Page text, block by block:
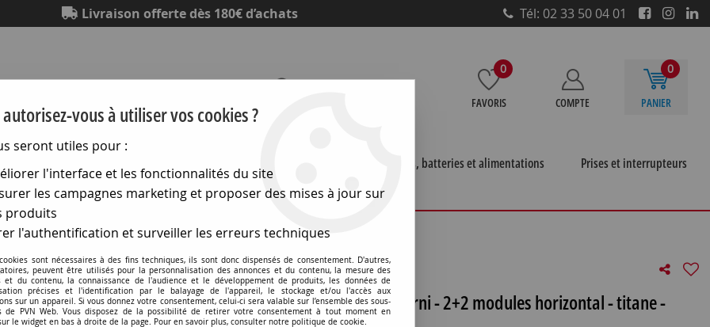
Livraison offerte dès 180€ d’achats Tél: 02 33 50 04 01
0
FAVORIS COMPTE
0
PANIER
Piles, batteries et alimentations
Prises et interrupteurs
Chorus>Plaques Lux>Plaque lux - en technopolymère verni - 2+2 modules horizontal - titane - chorus
Plaque lux - en technopolymère verni - 2+2 modules horizontal - titane -
chorus (GW16223VT)
vous à utiliser vos cookies ?
seront utiles pour :
l'interface et les fonctionnalités du site
les campagnes marketing et proposer des mises à jour sur
produits
l'authentification et surveiller les erreurs techniques
sont nécessaires à des fins techniques, ils sont donc dispensés de consentement. D'autres,
peuvent être utilisés pour la personnalisation des annonces et du contenu, la mesure des
et du contenu, la connaissance de l'audience et le développement de produits, les données de
précises et l'identification par le balayage de l'appareil, le stockage et/ou l'accès aux
sur un appareil. Si vous donnez votre consentement, celui-ci sera valable sur l’ensemble des sous-
de PVN Web. Vous disposez de la possibilité de retirer votre consentement à tout moment en
le widget en bas à droite de la page. Pour en savoir plus, consulter notre politique de cookie.